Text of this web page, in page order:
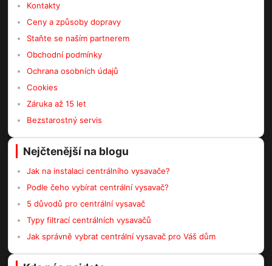
Kontakty
Ceny a způsoby dopravy
Staňte se naším partnerem
Obchodní podmínky
Ochrana osobních údajů
Cookies
Záruka až 15 let
Bezstarostný servis
Nejčtenější na blogu
Jak na instalaci centrálního vysavače?
Podle čeho vybírat centrální vysavač?
5 důvodů pro centrální vysavač
Typy filtrací centrálních vysavačů
Jak správně vybrat centrální vysavač pro Váš dům